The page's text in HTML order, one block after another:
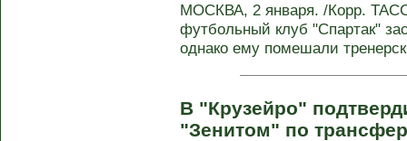
МОСКВА, 2 января. /Корр.
футбольный клуб "Спартак"
однако ему помешали
В "Крузейро"
"Зенитом" по